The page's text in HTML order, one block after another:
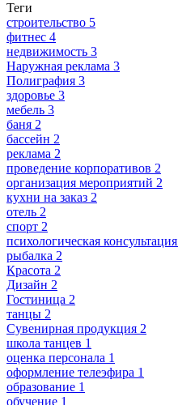
Теги
строительство 5
фитнес 4
недвижимость 3
Наружная реклама 3
Полиграфия 3
здоровье 3
мебель 3
баня 2
бассейн 2
реклама 2
проведение корпоративов 2
организация мероприятий 2
кухни на заказ 2
отель 2
спорт 2
психологическая консультация
рыбалка 2
Красота 2
Дизайн 2
Гостиница 2
танцы 2
Сувенирная продукция 2
школа танцев 1
оценка персонала 1
оформление телеэфира 1
образование 1
обучение 1